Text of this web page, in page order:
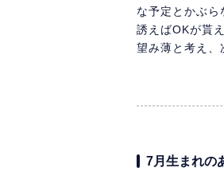
な予定とかぶら
誘えばOKが貰
望み薄と考え、
7月生まれの